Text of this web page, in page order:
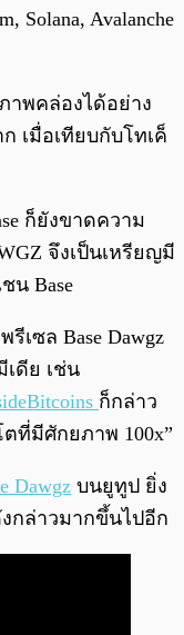
Solana, Avalanche
าพคล่องได้อย่าง
เมื่อเทียบกับโทเค็
ก็ยังขาดความ
จึงเป็นเหรียญมี
น Base
เซล Base Dawgz
ดีย เช่น
ก็กล่าว
ตที่มีศักยภาพ 100x”
Dawgz บนยูทูป ยิ่ง
กล่าวมากขึ้นไปอีก